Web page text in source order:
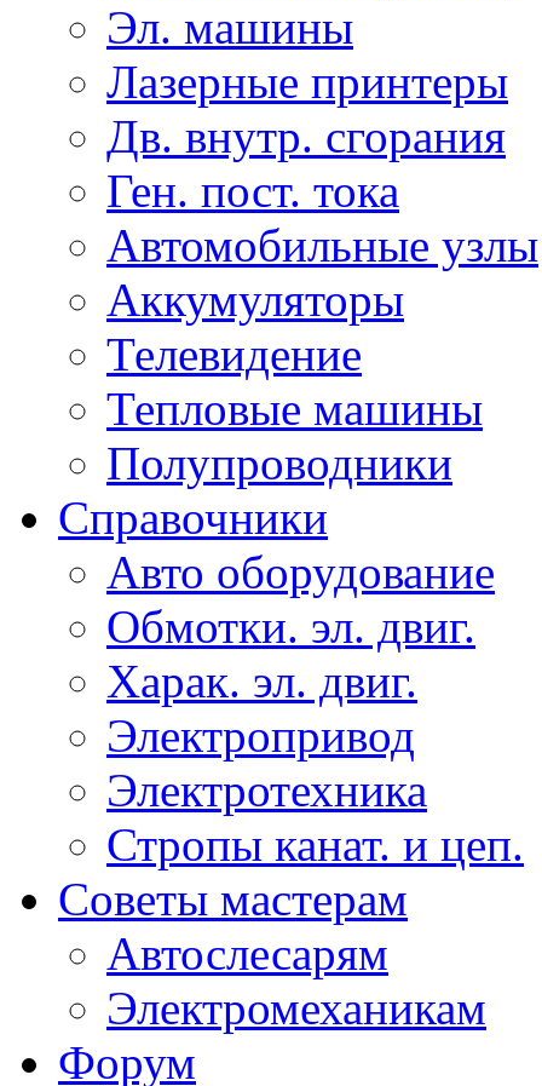
Эл. машины
Лазерные принтеры
Дв. внутр. сгорания
Ген. пост. тока
Автомобильные узлы
Аккумуляторы
Телевидение
Тепловые машины
Полупроводники
Справочники
Авто оборудование
Обмотки. эл. двиг.
Харак. эл. двиг.
Электропривод
Электротехника
Стропы канат. и цеп.
Советы мастерам
Автослесарям
Электромеханикам
Форум